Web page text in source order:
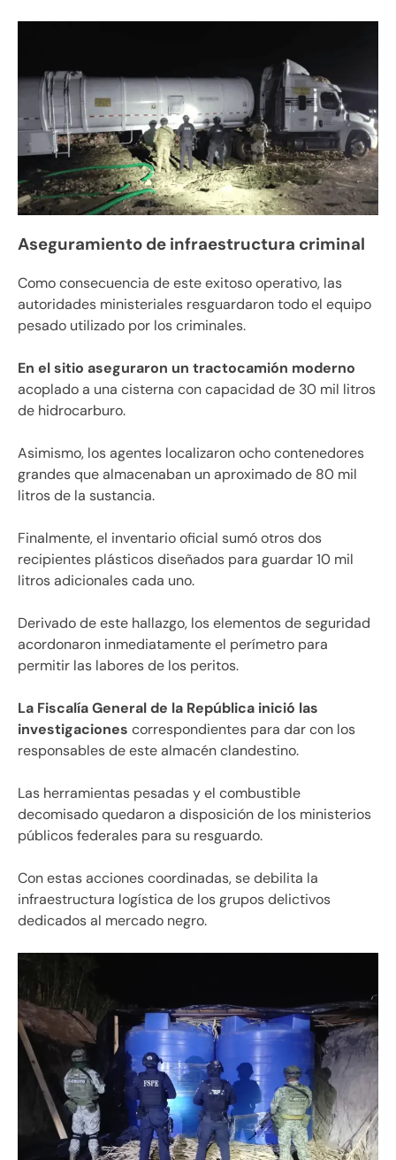
Aseguramiento de infraestructura criminal
Como consecuencia de este exitoso operativo, las
autoridades ministeriales resguardaron todo el equipo
pesado utilizado por los criminales.
En el sitio aseguraron un tractocamión moderno
acoplado a una cisterna con capacidad de 30 mil litros
de hidrocarburo.
Asimismo, los agentes localizaron ocho contenedores
grandes que almacenaban un aproximado de 80 mil
litros de la sustancia.
Finalmente, el inventario oficial sumó otros dos
recipientes plásticos diseñados para guardar 10 mil
litros adicionales cada uno.
Derivado de este hallazgo, los elementos de seguridad
acordonaron inmediatamente el perímetro para
permitir las labores de los peritos.
La Fiscalía General de la República inició las
investigaciones correspondientes para dar con los
responsables de este almacén clandestino.
Las herramientas pesadas y el combustible
decomisado quedaron a disposición de los ministerios
públicos federales para su resguardo.
Con estas acciones coordinadas, se debilita la
infraestructura logística de los grupos delictivos
dedicados al mercado negro.